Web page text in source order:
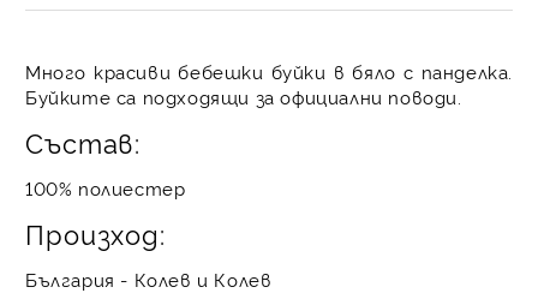
Много красиви бебешки буйки в бяло с панделка.
Буйките са подходящи за официални поводи.
Състав:
100% полиестер
Произход:
България - Колев и Колев